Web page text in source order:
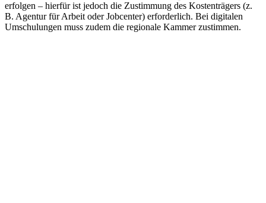
erfolgen – hierfür ist jedoch die Zustimmung des Kostenträgers (z.
B. Agentur für Arbeit oder Jobcenter) erforderlich. Bei digitalen
Umschulungen muss zudem die regionale Kammer zustimmen.